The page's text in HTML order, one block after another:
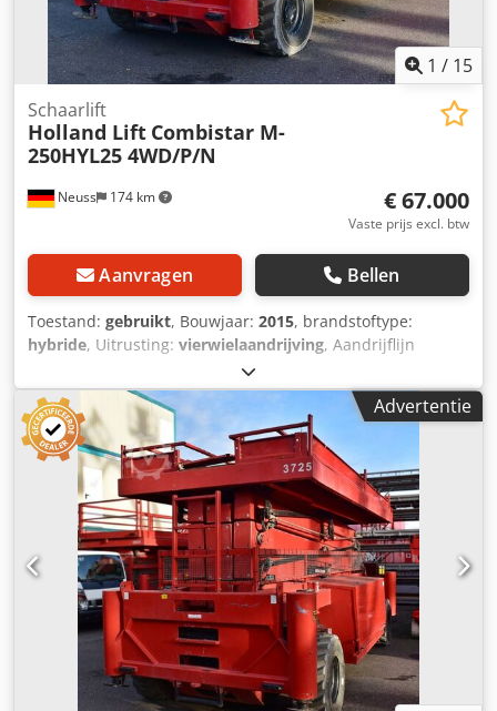
1 / 15
Neuss 174 km
Schaarlift
Holland Lift Combistar M-
250HYL25 4WD/P/N
€ 67.000
Vaste prijs excl. btw
Aanvragen Bellen
Toestand: gebruikt, Bouwjaar: 2015, brandstoftype:
hybride, Uitrusting: vierwielaandrijving, Aandrijflijn
Aandrijving: Wiel Dedpezmhc Djfx Agpskr Gewichten Ledig
gewicht: 24.980 kg Functioneel Hefcapaciteit: 1.000 kg
Werkhoogte: 27.500 cm Afmetingen laadruimte: 612 x 229 x
292 cm CE-markering: ja Staat Algemene staat: gemiddeld
Technische staat: gemiddeld Optische staat: gemiddeld
Aanvullende informatie Leveringsvoorwaarden: EXW
Productieland: NL Aanvullende informatie Neem contact
op met Christian Theißen voor meer informatie. Fabrikant:
Holland Lift Type: Combistar M-250HYL25 4WD/P/N
Bouwjaar: 2015 Producttype: Gebruikt Gegevens: Max.
werkhoogte: 27,50 m Max. platformhoogte: 25,50 m Heflast:
1.000 kg Heflast bij volledige uitschuiving: 1.000 kg
Aandrijvingstype: Hybride Platformafmeting LxB: 6,12 x
2,29 m Platformlengte bij uitschuiving: 8,23 m Totale
afmetingen LxB: 6,59 x 2,51 m Hoogte transportstand H2
Advertentie